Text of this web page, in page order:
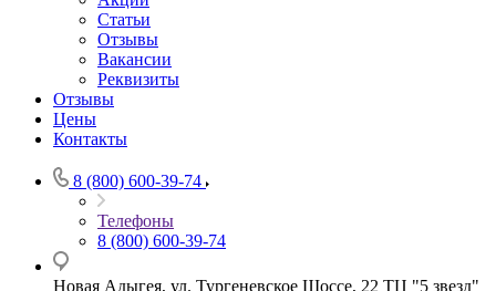
Статьи
Отзывы
Вакансии
Реквизиты
Отзывы
Цены
Контакты
8 (800) 600-39-74
Телефоны
8 (800) 600-39-74
Новая Адыгея, ул. Тургеневское Шоссе, 22 ТЦ "5 звезд"